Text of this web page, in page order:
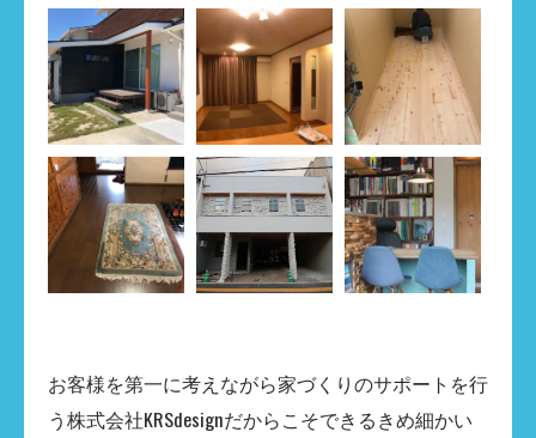
お客様を第一に考えながら家づくりのサポートを行
う株式会社KRSdesignだからこそできるきめ細かい